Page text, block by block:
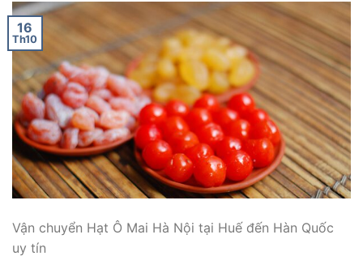
16
Th10
Vận chuyển Hạt Ô Mai Hà Nội tại Huế đến Hàn Quốc
uy tín